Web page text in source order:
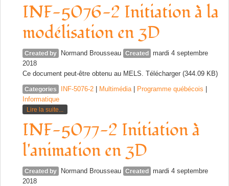
INF-5076-2 Initiation à la
modélisation en 3D
Created by Normand Brousseau Created
mardi 4 septembre
2018
Ce document peut-être obtenu au MELS. Télécharger (344.09 KB)
Categories INF-5076-2 Multimédia| Programme québécois
Informatique
Lire la suite...
INF-5077-2 Initiation à
l'animation en 3D
Created by Normand Brousseau Created
mardi 4 septembre
2018